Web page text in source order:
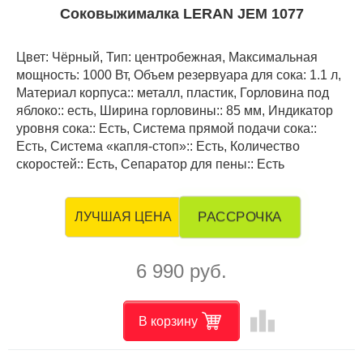
Соковыжималка LERAN JEM 1077
Цвет: Чёрный, Тип: центробежная, Максимальная
мощность: 1000 Вт, Объем резервуара для сока: 1.1 л,
Материал корпуса:: металл, пластик, Горловина под
яблоко:: есть, Ширина горловины:: 85 мм, Индикатор
уровня сока:: Есть, Система прямой подачи сока::
Есть, Система «капля-стоп»:: Есть, Количество
скоростей:: Есть, Сепаратор для пены:: Есть
ЛУЧШАЯ ЦЕНА РАССРОЧКА
6 990 руб.
В корзину leaderboard